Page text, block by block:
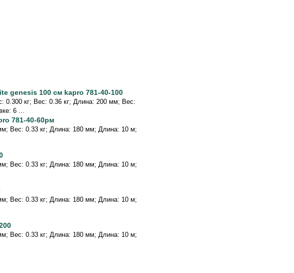
genesis 100 см kapro 781-40-100
0.300 кг; Вес: 0.36 кг; Длина: 200 мм; Вес:
6 ...
781-40-60рм
Вес: 0.33 кг; Длина: 180 мм; Длина: 10 м;
Вес: 0.33 кг; Длина: 180 мм; Длина: 10 м;
Вес: 0.33 кг; Длина: 180 мм; Длина: 10 м;
Вес: 0.33 кг; Длина: 180 мм; Длина: 10 м;